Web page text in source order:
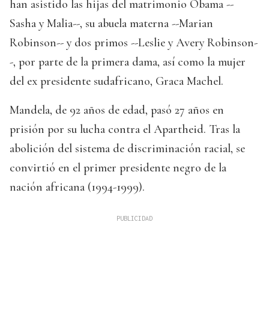
han asistido las hijas del matrimonio Obama --
Sasha y Malia--, su abuela materna --Marian
Robinson-- y dos primos --Leslie y Avery Robinson-
-, por parte de la primera dama, así como la mujer
del ex presidente sudafricano, Graca Machel.
Mandela, de 92 años de edad, pasó 27 años en
prisión por su lucha contra el Apartheid. Tras la
abolición del sistema de discriminación racial, se
convirtió en el primer presidente negro de la
nación africana (1994-1999).